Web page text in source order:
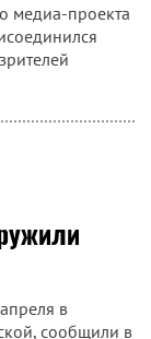
медиа-проекта
в
сообщили в